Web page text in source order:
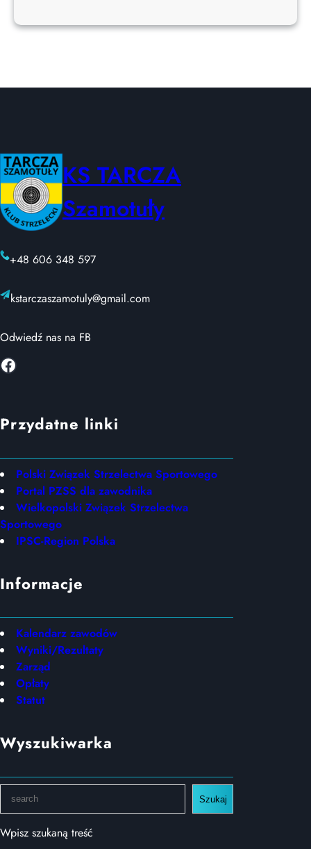
KS TARCZA
Szamotuły
+48 606 348 597
kstarczaszamotuly@gmail.com
Odwiedź nas na FB
Facebook
Przydatne linki
Polski Związek Strzelectwa Sportowego
Portal PZSS dla zawodnika
Wielkopolski Związek Strzelectwa
Sportowego
IPSC-Region Polska
Informacje
Kalendarz zawodów
Wyniki/Rezultaty
Zarząd
Opłaty
Statut
Wyszukiwarka
a
r
Szukaj
Wpisz szukaną treść